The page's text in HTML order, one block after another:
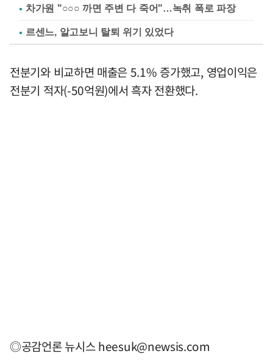
차가원 "○○○ 까면 주변 다 죽어"…녹취 폭로 파장
르센느, 알고보니 탈퇴 위기 있었다
전분기와 비교하면 매출은 5.1% 증가했고, 영업이익은
전분기 적자(-50억원)에서 흑자 전환했다.
◎공감언론 뉴시스heesuk@newsis.com